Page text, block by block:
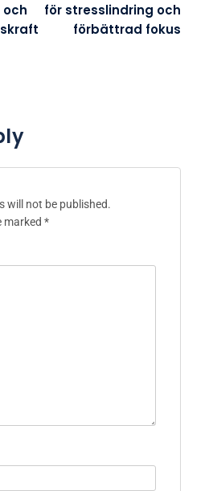
för stresslindring och
förbättrad fokus
will not be published.
marked *